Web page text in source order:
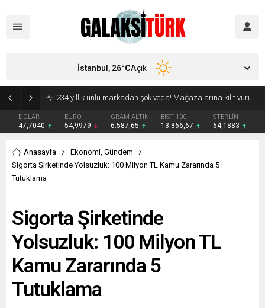
Vücudunuzu zehirliyor: Varsa çöpe atın! Yiyeni hasta ediyor
DOLAR
47,7040
EURO
54,9979
GRAM ALTIN
6.587,65
BIST 100
13.866,67
STERLİN
64,1883
İstanbul, 26°CAçık
Anasayfa Ekonomi, Gündem
Sigorta Şirketinde Yolsuzluk: 100 Milyon TL Kamu Zararında 5
Tutuklama
Sigorta Şirketinde
Yolsuzluk: 100 Milyon TL
Kamu Zararında 5
Tutuklama